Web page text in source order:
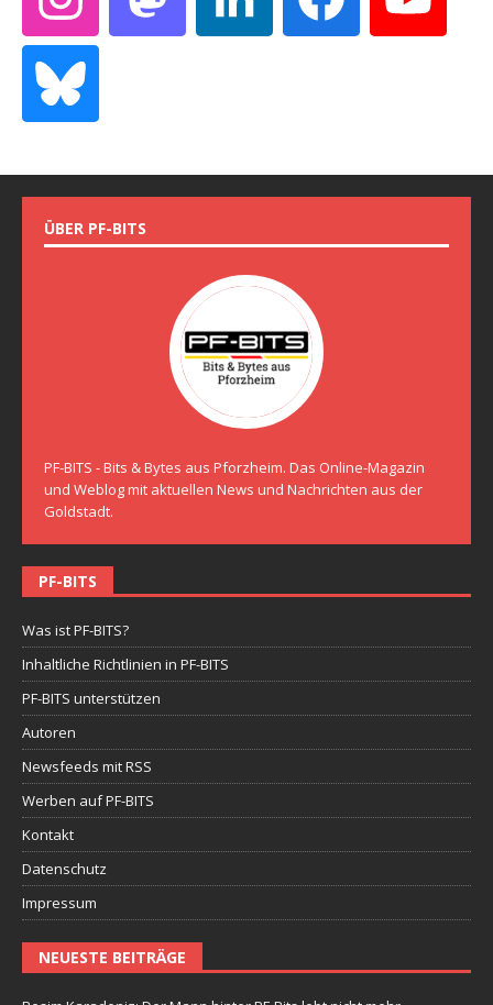
ÜBER PF-BITS
PF-BITS - Bits & Bytes aus Pforzheim. Das Online-Magazin
und Weblog mit aktuellen News und Nachrichten aus der
Goldstadt.
PF-BITS
Was ist PF-BITS?
Inhaltliche Richtlinien in PF-BITS
PF-BITS unterstützen
Autoren
Newsfeeds mit RSS
Werben auf PF-BITS
Kontakt
Datenschutz
Impressum
NEUESTE BEITRÄGE